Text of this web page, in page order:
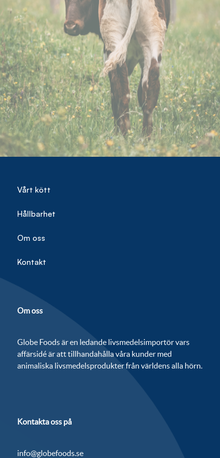
Vårt kött
Hållbarhet
Om oss
Kontakt
Kontakta oss på
info@globefoods.se
Om oss
Globe Foods är en ledande livsmedelsimportör vars
affärsidé är att tillhandahålla våra kunder med
animaliska livsmedelsprodukter från världens alla hörn.